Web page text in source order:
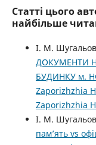
Статті цього
найбільше
І. М.
ДОКУМЕНТИ
БУДИНКУ м.
Zaporizhzhia
Zaporizhzhia
І. М.
пам’ять vs